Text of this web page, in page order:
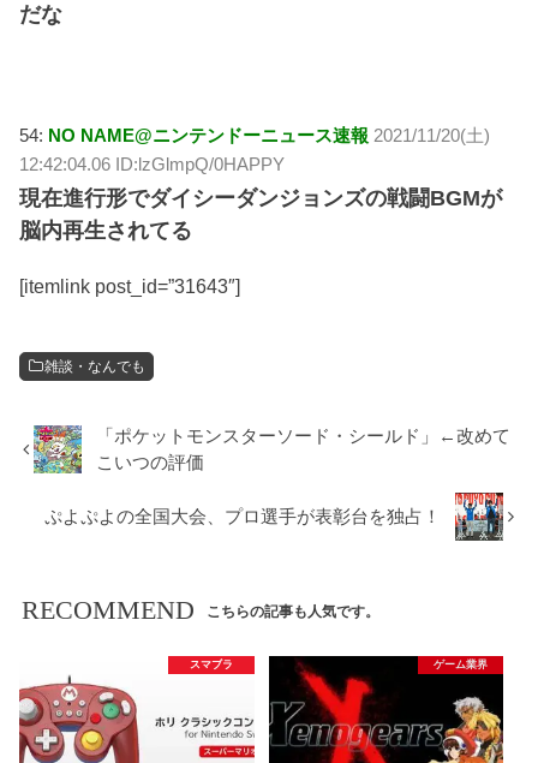
だな
54: NO NAME@ニンテンドーニュース速報 2021/11/20(土)
12:42:04.06 ID:lzGlmpQ/0HAPPY
現在進行形でダイシーダンジョンズの戦闘BGMが
脳内再生されてる
[itemlink post_id=”31643″]
雑談・なんでも
「ポケットモンスターソード・シールド」←改めて
こいつの評価
ぷよぷよの全国大会、プロ選手が表彰台を独占！
RECOMMEND こちらの記事も人気です。
スマブラ ゲーム業界